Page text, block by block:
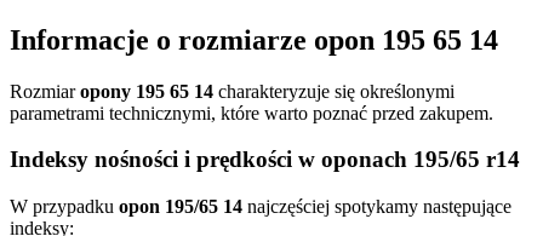
Informacje o rozmiarze opon 195 65 14
Rozmiaropony 195 65 14 charakteryzuje się określonymi
parametrami technicznymi, które warto poznać przed zakupem.
Indeksy nośności i prędkości w oponach 195/65 r14
W przypadku opon 195/65 14 najczęściej spotykamy następujące
indeksy: